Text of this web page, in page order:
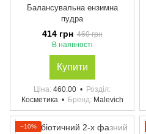
Балансувальна ензимна
пудра
414 грн 460 грн
В наявності
Купити
Ціна 460.00
Розділ
Косметика
Бренд Malevich
−10%